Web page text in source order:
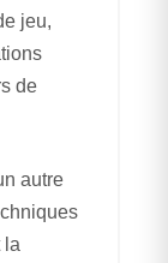
jeu,
de
autre
la